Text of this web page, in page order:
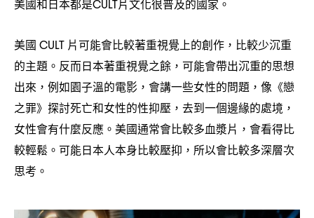
CULT
美國 CULT 片可能會比較著重視覺上的創作 ， 比較少沉重
的主題。反而日本著重視覺之餘 ， 可能會帶出沉重的思想
出來 ， 例如園子溫的電影 ， 會講一些女性的問題 ， 像《戀
之罪》探討死亡和女性的性抑壓 ， 去到一個邊緣的處境 ，
女性會有什麼反應。美國通常會比較多血漿片 ， 會看得比
較輕鬆。可能日本人本身比較壓抑 ， 所以會比較多深層次
思考。